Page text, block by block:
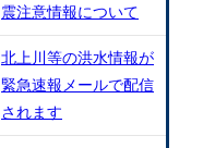
震注意情報について
北上川等の洪水情報が
緊急速報メールで配信
されます